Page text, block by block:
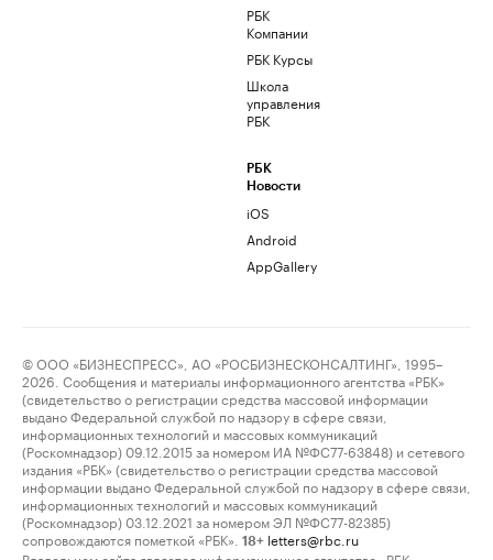
РБК
Компании
РБК Курсы
Школа
управления
РБК
РБК
Новости
iOS
Android
AppGallery
© ООО «БИЗНЕСПРЕСС», АО «РОСБИЗНЕСКОНСАЛТИНГ», 1995–
2026. Сообщения и материалы информационного агентства «РБК»
(свидетельство о регистрации средства массовой информации
выдано Федеральной службой по надзору в сфере связи,
информационных технологий и массовых коммуникаций
(Роскомнадзор) 09.12.2015 за номером ИА №ФС77-63848) и сетевого
издания «РБК» (свидетельство о регистрации средства массовой
информации выдано Федеральной службой по надзору в сфере связи,
информационных технологий и массовых коммуникаций
(Роскомнадзор) 03.12.2021 за номером ЭЛ №ФС77-82385)
сопровождаются пометкой «РБК».
18+ letters@rbc.ru